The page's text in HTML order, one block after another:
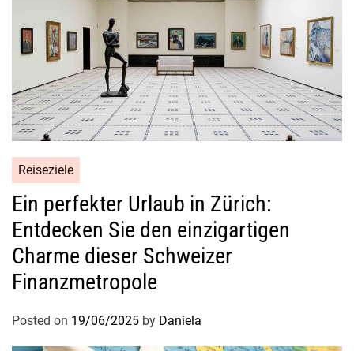
Reiseziele
Ein perfekter Urlaub in Zürich:
Entdecken Sie den einzigartigen
Charme dieser Schweizer
Finanzmetropole
Posted on 19/06/2025 by Daniela